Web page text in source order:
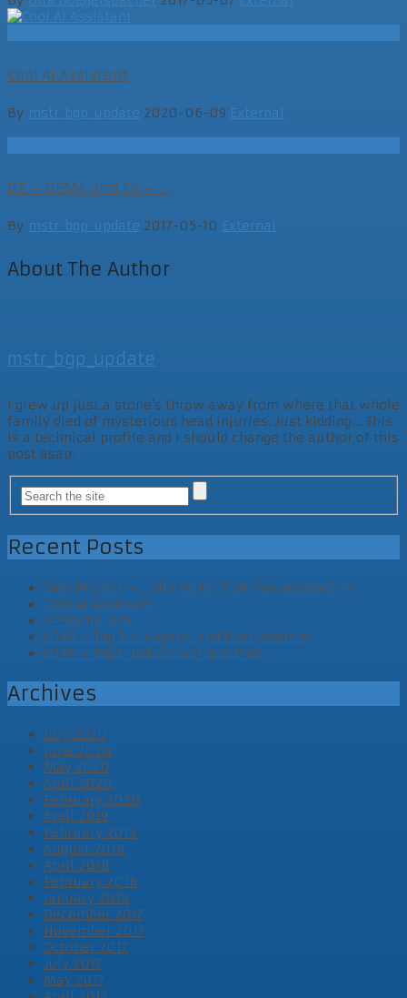
Cool AI Assistant
By mstr_bgp_update 2020-06-09 External
DE – GEMA und Co – ...
By mstr_bgp_update 2017-05-10 External
About The Author
mstr_bgp_update
I grew up just a stone's throw away from where that whole
family died of mysterious head injuries. Just kidding... This
is a technical profile and I should change the author of this
post asap.
Recent Posts
Side Project – Unity Editor Tool (for woodwork)
Cool AI Assistant
VR Game Jam
LD46 – Tag 3 – Abgabe und Post Mortem
LD46 – Tag2 und vorläufiges Ende
Archives
July 2020
June 2020
May 2020
April 2020
February 2020
April 2019
February 2019
August 2018
April 2018
February 2018
January 2018
December 2017
November 2017
October 2017
July 2017
May 2017